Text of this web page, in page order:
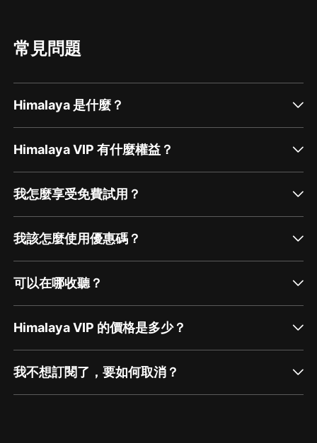
常見問題
Himalaya 是什麼？
Himalaya VIP 有什麼權益？
我怎麼享受免費試用？
我該怎麼使用優惠碼？
可以在哪收聽？
Himalaya VIP 的價格是多少？
我不想訂閱了，要如何取消？